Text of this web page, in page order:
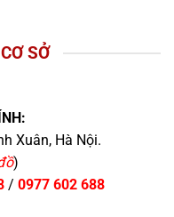
SỞ
Xuân, Hà Nội.
)
/ 0977 602 688